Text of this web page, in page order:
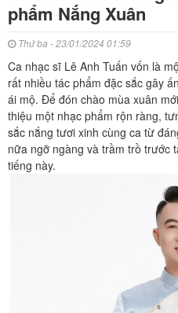
phẩm Nắng Xuân
Thứ ba - 23/01/2024 01:59
Ca nhạc sĩ Lê Anh Tuấn vốn là
rất nhiều tác phẩm đặc sắc gây
ái mộ. Để đón chào mùa xuân
thiệu một nhạc phẩm rộn ràng,
sắc nắng tươi xinh cùng ca từ
nữa ngỡ ngàng và trầm trồ trước
tiếng này.